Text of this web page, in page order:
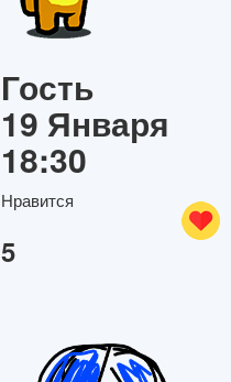
Гость
19 Января
18:30
Нравится
5